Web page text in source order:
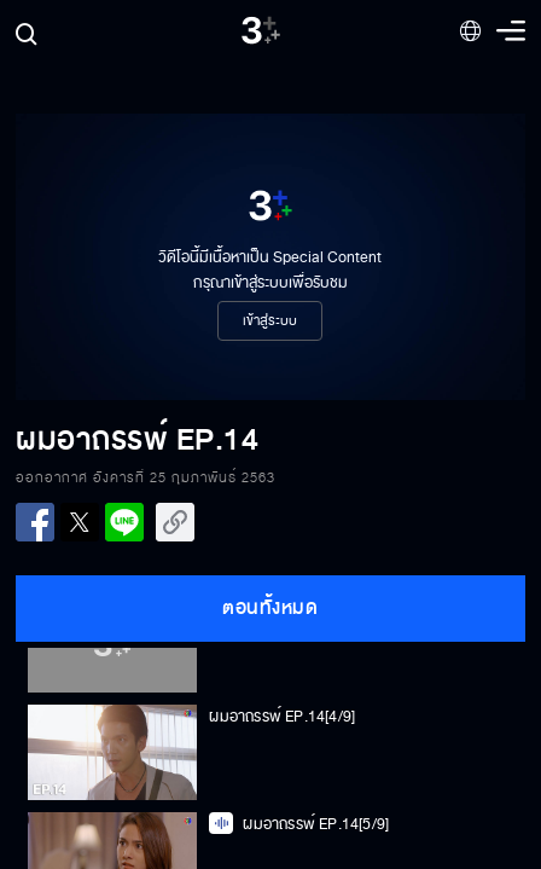
วิดีโอนี้มีเนื้อหาเป็น Special Content
กรุณาเข้าสู่ระบบเพื่อรับชม
เข้าสู่ระบบ
ผมอาถรรพ์ EP.14
ออกอากาศ อังคารที่ 25 กุมภาพันธ์ 2563
ตอนทั้งหมด
ผมอาถรรพ์ EP.14[1/9]
ผมอาถรรพ์ EP.14[3/9]
ผมอาถรรพ์ EP.14[4/9]
ผมอาถรรพ์ EP.14[5/9]